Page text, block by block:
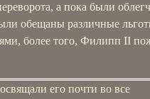
а пока были
обещаны различные
более того, Филипп II
его почти во все